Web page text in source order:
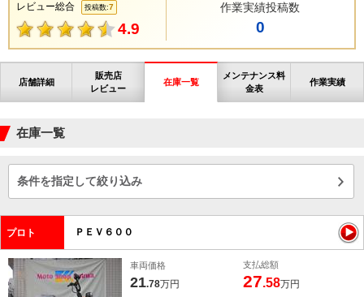
レビュー総合 投稿数:7
4.9
作業実績投稿数
0
店舗詳細
販売店
レビュー
在庫一覧
メンテナンス料
金表
作業実績
在庫一覧
条件を指定して絞り込み
プロト ＰＥＶ６００
車両価格
21.78万円
支払総額
27.58万円